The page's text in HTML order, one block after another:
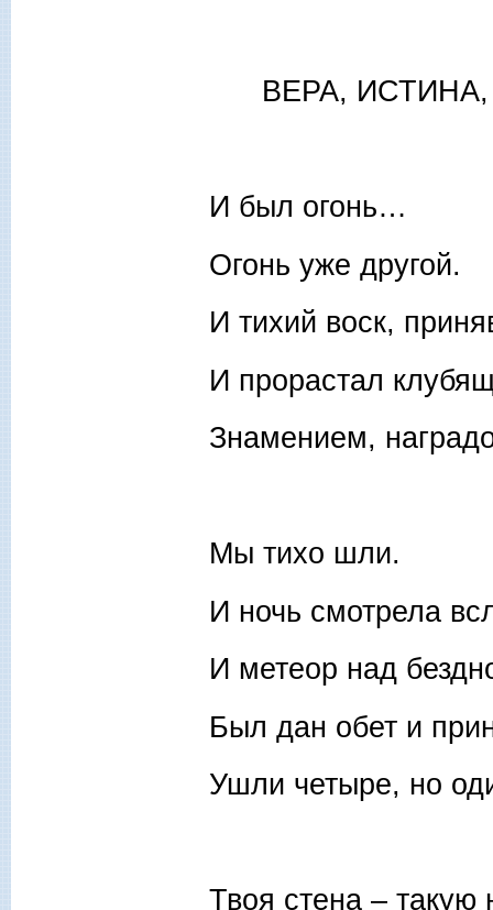
ВЕРА, ИСТИНА,
И был огонь…
Огонь уже другой.
И тихий воск,
И прорастал
Знамением,
Мы тихо шли.
И ночь смотрела
И метеор над
Был дан обет и
Ушли четыре, но
Твоя стена – такую